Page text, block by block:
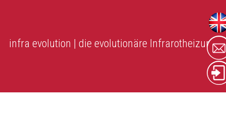
infra evolution | die evolutionäre Infrarotheizung